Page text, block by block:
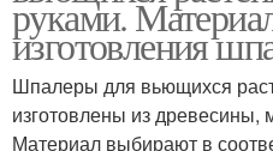
Малин на шпалерах
руками.
изготовления
Шпалеры для вьющихся
изготовлены из древесины,
Материал выбирают в